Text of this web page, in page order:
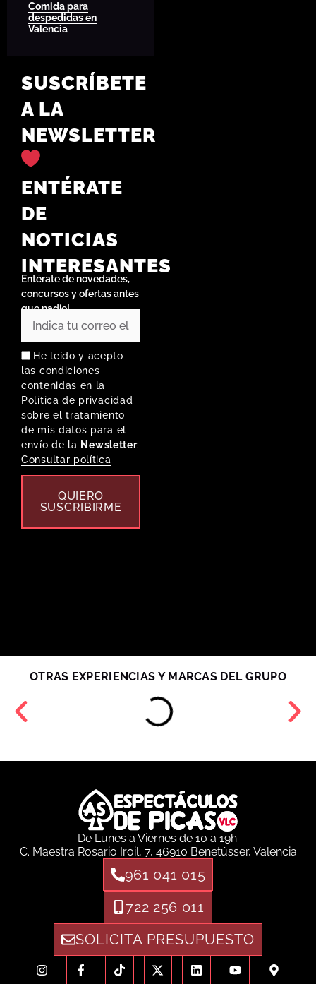
Comida para
despedidas en
Valencia
SUSCRÍBETE
A LA
NEWSLETTER
ENTÉRATE
DE
NOTICIAS
INTERESANTES
Entérate de novedades,
concursos y ofertas antes
que nadie!
He leído y acepto
las condiciones
contenidas en la
Política de privacidad
sobre el tratamiento
de mis datos para el
envío de la Newsletter.
Consultar política
QUIERO
SUSCRIBIRME
OTRAS EXPERIENCIAS Y MARCAS DEL GRUPO
De Lunes a Viernes de 10 a 19h.
C. Maestra Rosario Iroil, 7, 46910 Benetússer, Valencia
961 041 015
722 256 011
SOLICITA PRESUPUESTO